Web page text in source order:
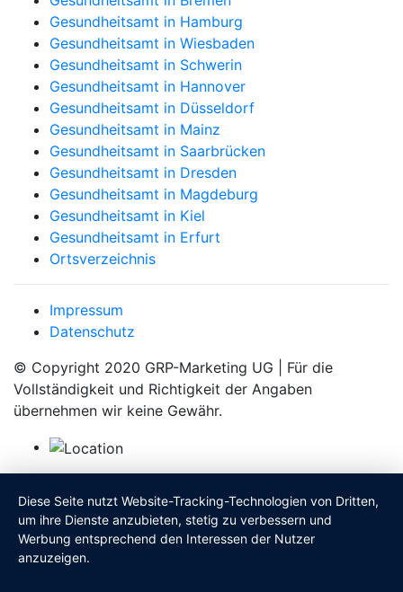
Gesundheitsamt in Hamburg
Gesundheitsamt in Wiesbaden
Gesundheitsamt in Schwerin
Gesundheitsamt in Hannover
Gesundheitsamt in Düsseldorf
Gesundheitsamt in Mainz
Gesundheitsamt in Saarbrücken
Gesundheitsamt in Dresden
Gesundheitsamt in Magdeburg
Gesundheitsamt in Kiel
Gesundheitsamt in Erfurt
Ortsverzeichnis
Impressum
Datenschutz
© Copyright 2020 GRP-Marketing UG | Für die
Vollständigkeit und Richtigkeit der Angaben
übernehmen wir keine Gewähr.
Diese Seite nutzt Website-Tracking-Technologien von Dritten,
um ihre Dienste anzubieten, stetig zu verbessern und
Werbung entsprechend den Interessen der Nutzer
anzuzeigen.